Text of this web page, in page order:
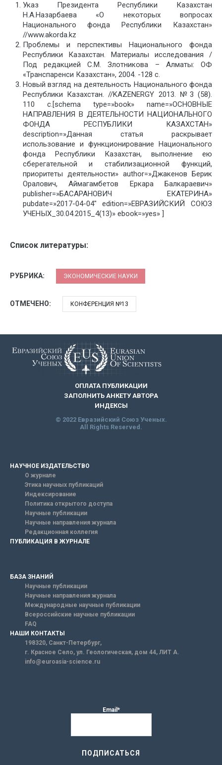
Указ Президента Республики Казахстан
Н.А.Назарбаева «О некоторых вопросах
Национального фонда Республики Казахстан»
//www.akorda.kz
Проблемы и перспективы Национального фонда
Республики Казахстан. Материалы исследования /
Под редакцией С.М. Злотникова – Алматы: ОФ
«Транспаренси Казахстан», 2004. -128 с.
Новый взгляд на деятельность Национального фонда
Республики Казахстан. //KAZENERGY 2013. №3 (58).
110 с.[schema type=»book» name=»ОСНОВНЫЕ
НАПРАВЛЕНИЯ В ДЕЯТЕЛЬНОСТИ НАЦИОНАЛЬНОГО
ФОНДА РЕСПУБЛИКИ КАЗАХСТАН»
description=»Данная статья раскрывает
использование и функционирование Национального
фонда Республики Казахстан, выполнение ею
сберегательной и стабилизационной функций,
приоритеты деятельности» author=»Джакенов Берик
Оралович, Аймагамбетов Еркара Балкараевич»
publisher=»БАСАРАНОВИЧ ЕКАТЕРИНА»
pubdate=»2017-04-04″ edition=»ЕВРАЗИЙСКИЙ СОЮЗ
УЧЕНЫХ_30.04.2015_4(13)» ebook=»yes» ]
Список литературы:
РУБРИКА: ЭКОНОМИЧЕСКИЕ НАУКИ
ОТМЕЧЕНО: КОНФЕРЕНЦИЯ №13
ОПЛАТА ПУБЛИКАЦИИ
ЗАПОЛНИТЬ АНКЕТУ АВТОРА
ИНДЕКСЫ
© 2022 Евразийский Союз Ученых.
All Rights Reserved.
НАУЧНОЕ ИЗДАТЕЛЬСТВО
О журнале
Этика научных публикаций
Индексирование
Политика открытого доступа
Научные публикации
Научные направления журнала
Редакционная коллегия
ПУБЛИКАЦИЯ В ЖУРНАЛЕ
БАЗА ЗНАНИЙ
Научные публикации
Научные направления журнала
Международные научные публикации
Всероссийские научные публикации
FAQ
НАШИ КОНТАКТЫ
198320, Санкт-Петербург,
г. Красное Село, ул. Геологическая, дом 44, ЛИТ А.
info@euroasia-science.ru
Email*